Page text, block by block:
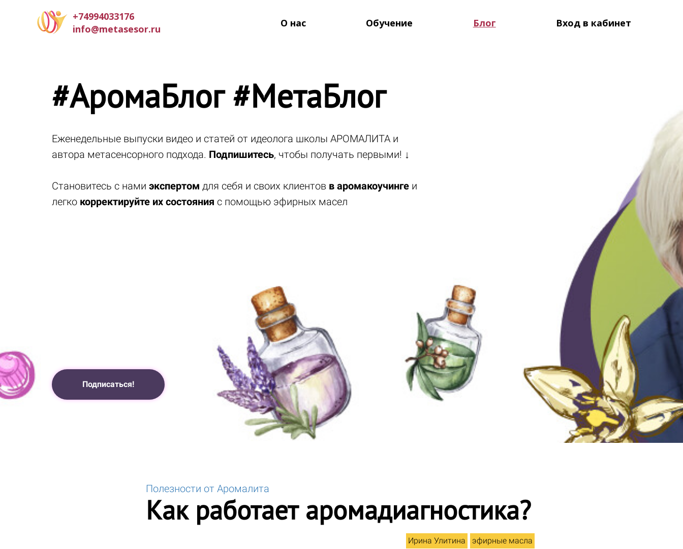
+74994033176
info@metasesor.ru
О нас Обучение Блог Вход в кабинет
#АромаБлог #МетаБлог
Еженедельные выпуски видео и статей от идеолога школы АРОМАЛИТА и
автора метасенсорного подхода. Подпишитесь, чтобы получать первыми! ↓
Становитесь с нами экспертом для себя и своих клиентов в аромакоучинге и
легко корректируйте их состояния с помощью эфирных масел
Подписаться!
Полезности от Аромалита
Как работает аромадиагностика?
Ирина Улитина эфирные масла